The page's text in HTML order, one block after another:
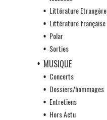
Littérature Etrangère
Littérature française
Polar
Sorties
MUSIQUE
Concerts
Dossiers/hommages
Entretiens
Hors Actu